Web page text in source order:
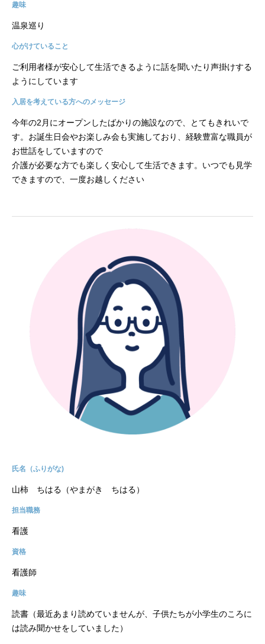
趣味
温泉巡り
心がけていること
ご利用者様が安心して生活できるように話を聞いたり声掛けする
ようにしています
入居を考えている方へのメッセージ
今年の2月にオープンしたばかりの施設なので、とてもきれいで
す。お誕生日会やお楽しみ会も実施しており、経験豊富な職員が
お世話をしていますので
介護が必要な方でも楽しく安心して生活できます。いつでも見学
できますので、一度お越しください
氏名（ふりがな)
山柿 ちはる（やまがき ちはる）
担当職務
看護
資格
看護師
趣味
読書（最近あまり読めていませんが、子供たちが小学生のころに
は読み聞かせをしていました）